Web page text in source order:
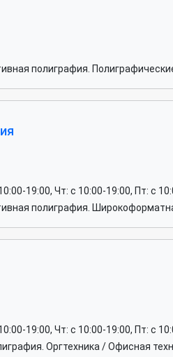
полиграфия.
19:00, Чт: c 10:00-19:00, Пт: c
полиграфия.
19:00, Чт: c 10:00-19:00, Пт: c
Оргтехника / Офисная